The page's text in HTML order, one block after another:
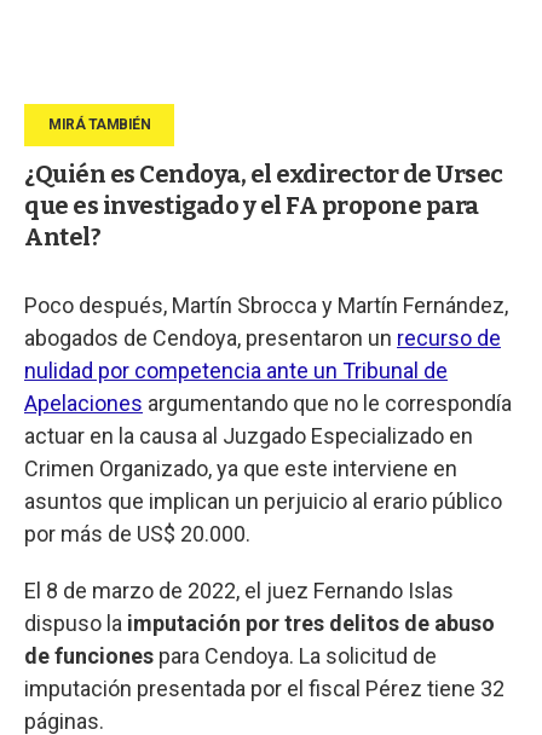
¿Quién es Cendoya, el exdirector de Ursec
que es investigado y el FA propone para
Antel?
Poco después, Martín Sbrocca y Martín Fernández,
abogados de Cendoya, presentaron un recurso de
nulidad por competencia ante un Tribunal de
Apelaciones argumentando que no le correspondía
actuar en la causa al Juzgado Especializado en
Crimen Organizado, ya que este interviene en
asuntos que implican un perjuicio al erario público
por más de US$ 20.000.
El 8 de marzo de 2022, el juez Fernando Islas
dispuso la imputación por tres delitos de abuso
de funciones para Cendoya. La solicitud de
imputación presentada por el fiscal Pérez tiene 32
páginas.